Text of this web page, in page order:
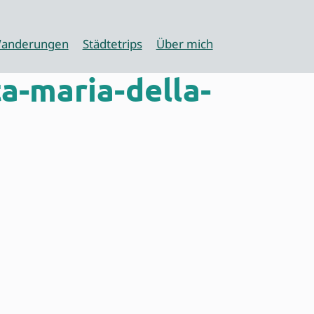
Städtetrips Über mich
maria-della-